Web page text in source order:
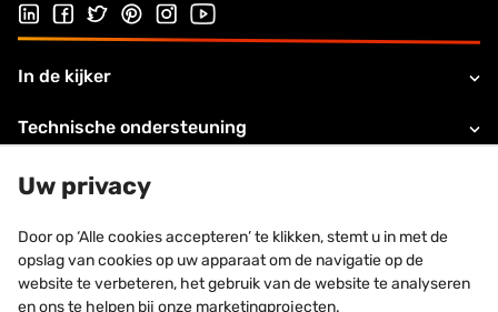
Follow us on LinkedIn
Follow us on Facebook
Follow us on Twitter
Follow us on Pinterest
Follow us on Instagram
Visit our Youtube channel
In de kijker
Technische ondersteuning
Over VMZINC
Legale informatie
Contacteer ons
Uw privacy
Door op ‘Alle cookies accepteren’ te klikken, stemt u in met de
opslag van cookies op uw apparaat om de navigatie op de
website te verbeteren, het gebruik van de website te analyseren
en ons te helpen bij onze marketingprojecten.